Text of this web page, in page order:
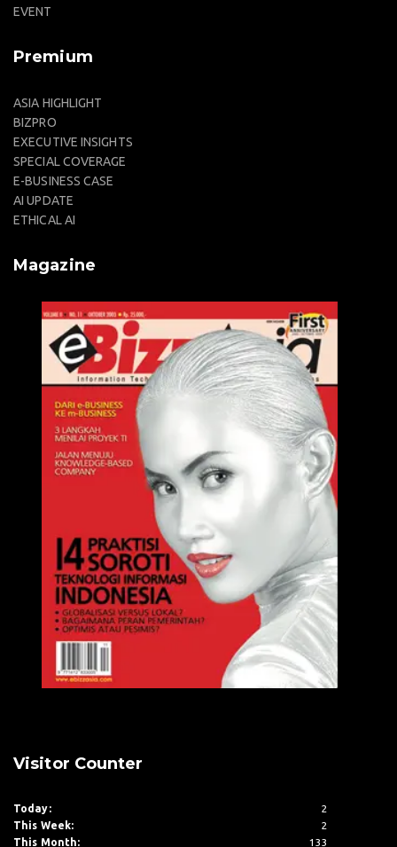
EVENT
Premium
ASIA HIGHLIGHT
BIZPRO
EXECUTIVE INSIGHTS
SPECIAL COVERAGE
E-BUSINESS CASE
AI UPDATE
ETHICAL AI
Magazine
Visitor Counter
Today:
2
This Week:
2
This Month:
133